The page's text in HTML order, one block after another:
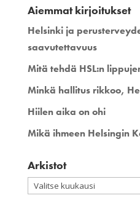
Aiemmat kirjoitukset
Helsinki ja
saavutettavuus
Mitä tehdä HSL:n
Minkä hallitus rikkoo,
Hiilen aika on ohi
Mikä ihmeen Helsingin
Arkistot
Arkistot